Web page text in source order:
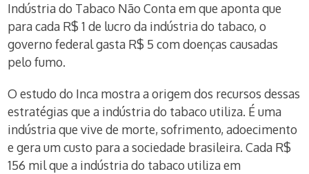
Indústria do Tabaco Não Conta em que aponta que
para cada R$ 1 de lucro da indústria do tabaco, o
governo federal gasta R$ 5 com doenças causadas
pelo fumo.
O estudo do Inca mostra a origem dos recursos dessas
estratégias que a indústria do tabaco utiliza. É uma
indústria que vive de morte, sofrimento, adoecimento
e gera um custo para a sociedade brasileira. Cada R$
156 mil que a indústria do tabaco utiliza em